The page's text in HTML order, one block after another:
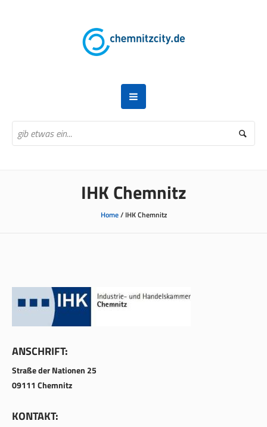
IHK Chemnitz
Home/ IHK Chemnitz
ANSCHRIFT:
Straße der Nationen 25
09111 Chemnitz
KONTAKT: